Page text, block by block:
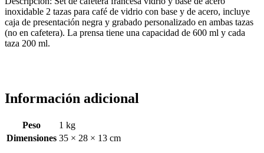
inoxidable 2 tazas para café de vidrio con base y de acero, incluye
caja de presentación negra y grabado personalizado en ambas tazas
(no en cafetera). La prensa tiene una capacidad de 600 ml y cada
taza 200 ml.
Información adicional
Peso
1 kg
Dimensiones 35 × 28 × 13 cm